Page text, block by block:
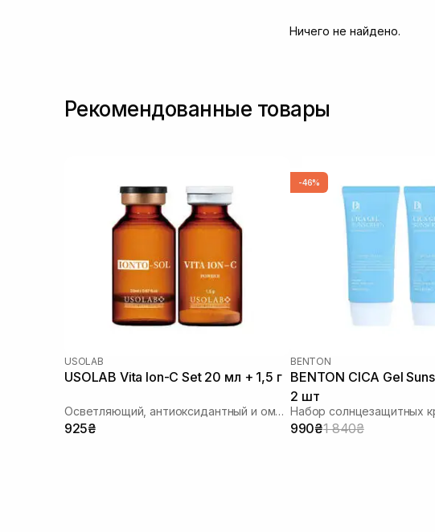
Ничего не найдено.
Рекомендованные товары
USOLAB
USOLAB Vita Ion-C Set 20 мл + 1,5 г
Осветляющий, антиоксидантный и омолаживающий набор
925₴
-46%
BENTON
BENTON CICA Gel
2 шт
990₴1 840₴